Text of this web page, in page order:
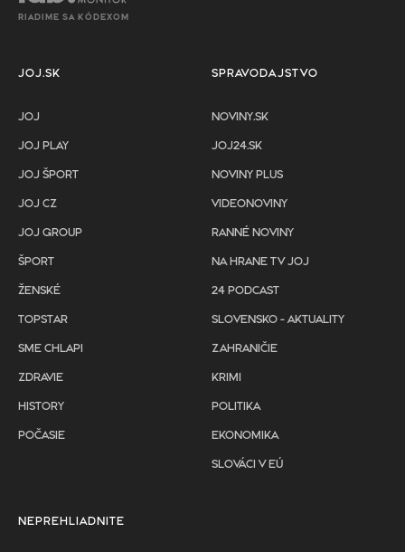
RIADIME SA KÓDEXOM
JOJ.SK
JOJ
JOJ PLAY
JOJ ŠPORT
JOJ CZ
JOJ GROUP
ŠPORT
ŽENSKÉ
TOPSTAR
SME CHLAPI
ZDRAVIE
HISTORY
POČASIE
SPRAVODAJSTVO
NOVINY.SK
JOJ24.SK
NOVINY PLUS
VIDEONOVINY
RANNÉ NOVINY
NA HRANE TV JOJ
24 PODCAST
SLOVENSKO - AKTUALITY
ZAHRANIČIE
KRIMI
POLITIKA
EKONOMIKA
SLOVÁCI V EÚ
NEPREHLIADNITE